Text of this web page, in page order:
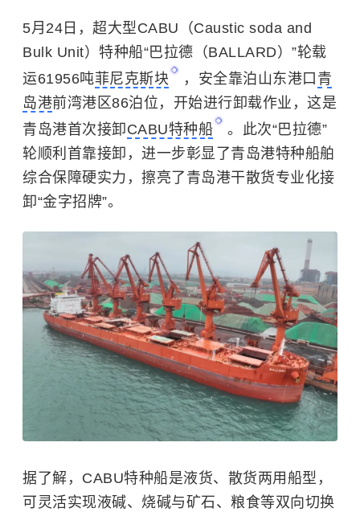
5月24日，超大型CABU（Caustic soda and
Bulk Unit）特种船“巴拉德（BALLARD）”轮载
运61956吨菲尼克斯块 ，安全靠泊山东港口 青
岛港前湾港区86泊位，开始进行卸载作业，这是
青岛港首次接卸CABU特种船
。此次“巴拉德”
轮顺利首靠接卸，进一步彰显了青岛港特种船舶
综合保障硬实力，擦亮了青岛港干散货专业化接
卸“金字招牌”。
据了解，CABU特种船是液货、散货两用船型，
可灵活实现液碱、烧碱与矿石、粮食等双向切换